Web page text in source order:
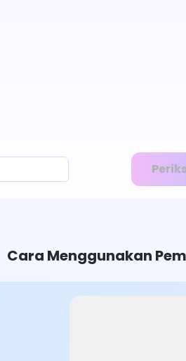
Cara Menggunakan